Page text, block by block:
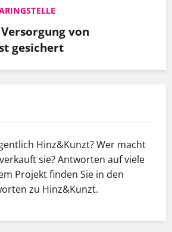
von
gesichert
Hinz&Kunzt? Wer macht
sie? Antworten auf viele
Projekt finden Sie in den
zu Hinz&Kunzt.